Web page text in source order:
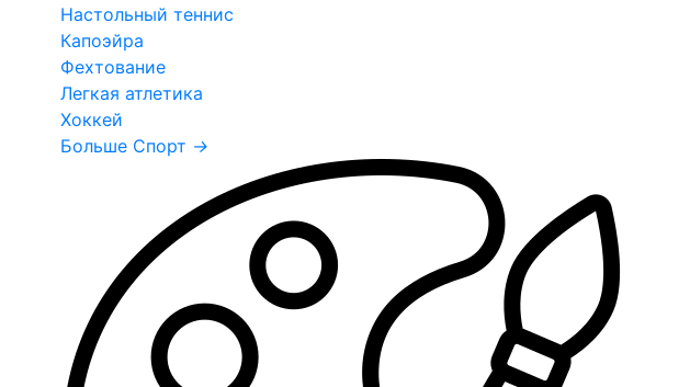
Настольный теннис
Капоэйра
Фехтование
Легкая атлетика
Хоккей
Больше Спорт →